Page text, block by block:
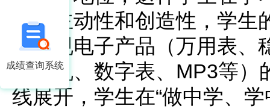
成绩查询系统
具有主动性和创造性，学生
些常规电子产品（万用表、
收音机、数字表、MP3等）
线展开，学生在“做中学、学